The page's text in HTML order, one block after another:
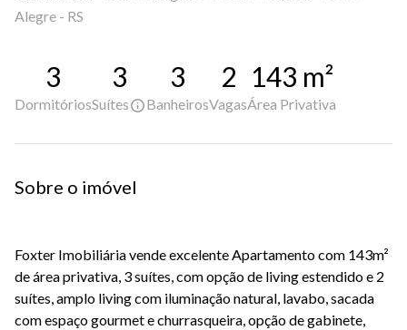
Alegre - RS
3
Dormitórios
3
Suítes
3
Banheiros
2
Vagas
143 m²
Área Privativa
Sobre o imóvel
Foxter Imobiliária vende excelente Apartamento com 143m²
de área privativa, 3 suítes, com opção de living estendido e 2
suítes, amplo living com iluminação natural, lavabo, sacada
com espaço gourmet e churrasqueira, opção de gabinete,